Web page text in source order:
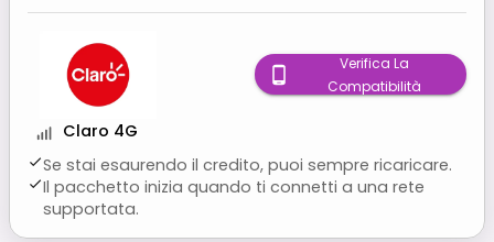
Claro 4G
Se stai esaurendo il credito, puoi sempre ricaricare.
Il pacchetto inizia quando ti connetti a una rete
supportata.
Verifica La
Compatibilità